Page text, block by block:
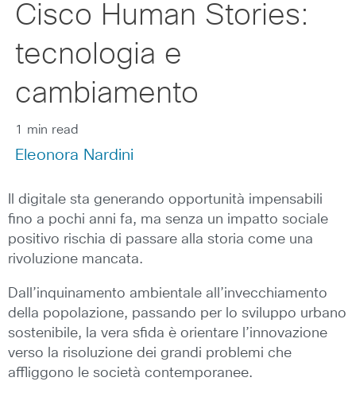
Cisco Human Stories:
tecnologia e
cambiamento
1 min read
Eleonora Nardini
Il digitale sta generando opportunità impensabili
fino a pochi anni fa, ma senza un impatto sociale
positivo rischia di passare alla storia come una
rivoluzione mancata.
Dall’inquinamento ambientale all’invecchiamento
della popolazione, passando per lo sviluppo urbano
sostenibile, la vera sfida è orientare l’innovazione
verso la risoluzione dei grandi problemi che
affliggono le società contemporanee.